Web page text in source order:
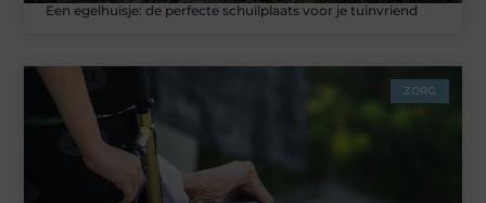
Een egelhuisje: de perfecte schuilplaats voor je tuinvriend
ZORG